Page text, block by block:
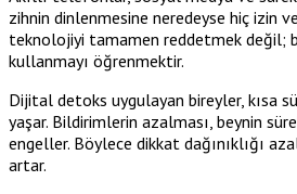
zihnin dinlenmesine neredeyse hiç izin
teknolojiyi tamamen reddetmek değil;
kullanmayı öğrenmektir.
Dijital detoks uygulayan bireyler, kısa
yaşar. Bildirimlerin azalması, beynin
engeller. Böylece dikkat dağınıklığı
artar.